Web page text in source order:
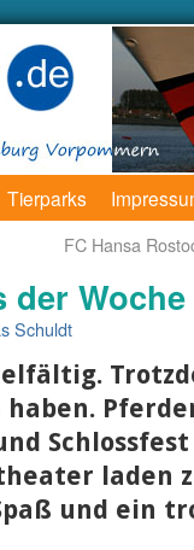
Tierparks
FC Hansa
Woche
Schuldt
haben.
laden
und ein